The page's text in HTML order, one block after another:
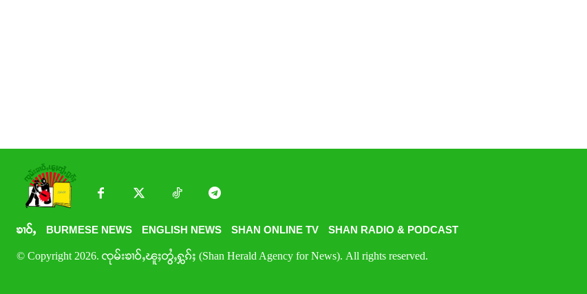
ၶၢဝ်ႇ BURMESE NEWS ENGLISH NEWS SHAN ONLINE TV SHAN RADIO & PODCAST
© Copyright 2026. ၸုမ်းၶၢဝ်ႇၽူႈတွႆႇႁွၵ်ႈ (Shan Herald Agency for News). All rights reserved.